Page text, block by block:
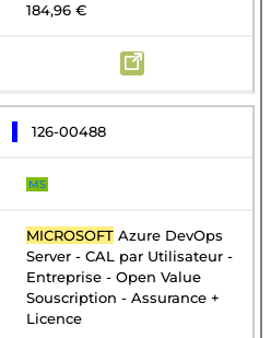
184,96 €
126-00488
MS
MICROSOFT Azure DevOps
Server - CAL par Utilisateur -
Entreprise - Open Value
Souscription - Assurance +
Licence